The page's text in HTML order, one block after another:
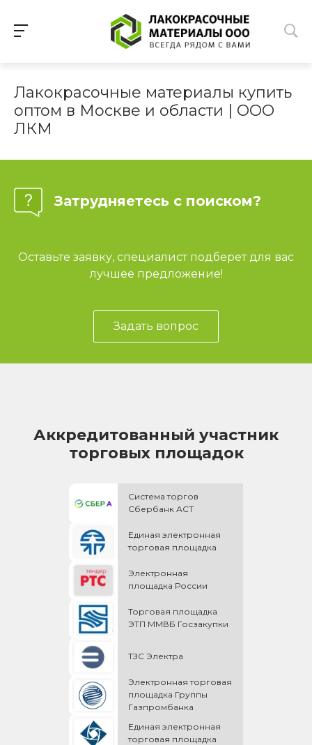
Лакокрасочные материалы купить
оптом в Москве и области | ООО
ЛКМ
Затрудняетесь с поиском?
Оставьте заявку, специалист подберет для вас
лучшее предложение!
Задать вопрос
Аккредитованный участник
торговых площадок
Система торгов
Сбербанк АСТ
Единая электронная
торговая площадка
Электронная
площадка России
Торговая площадка
ЭТП ММВБ Госзакупки
ТЗС Электра
Электронная торговая
площадка Группы
Газпромбанка
Единая электронная
торговая площадка